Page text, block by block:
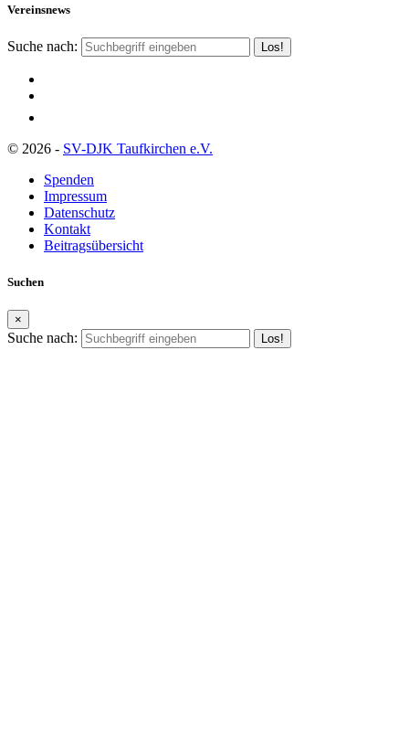
Vereinsnews
Suche nach:
© 2026 - SV-DJK Taufkirchen e.V.
Spenden
Impressum
Datenschutz
Kontakt
Beitragsübersicht
Suchen
×
Suche nach: